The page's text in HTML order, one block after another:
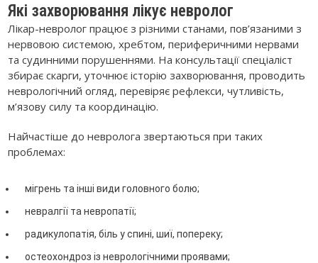
Які захворювання лікує невролог
Лікар-невролог працює з різними станами, пов’язаними з
нервовою системою, хребтом, периферичними нервами
та судинними порушеннями. На консультації спеціаліст
збирає скарги, уточнює історію захворювання, проводить
неврологічний огляд, перевіряє рефлекси, чутливість,
м’язову силу та координацію.
Найчастіше до невролога звертаються при таких
проблемах:
мігрень та інші види головного болю;
невралгії та невропатії;
радикулопатія, біль у спині, шиї, попереку;
остеохондроз із неврологічними проявами;